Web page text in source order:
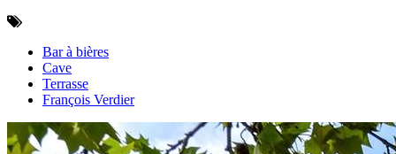
Bar à bières
Cave
Terrasse
François Verdier